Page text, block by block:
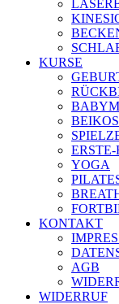
KURSE
YOGA
KONTAKT
AGB
WIDERRUF